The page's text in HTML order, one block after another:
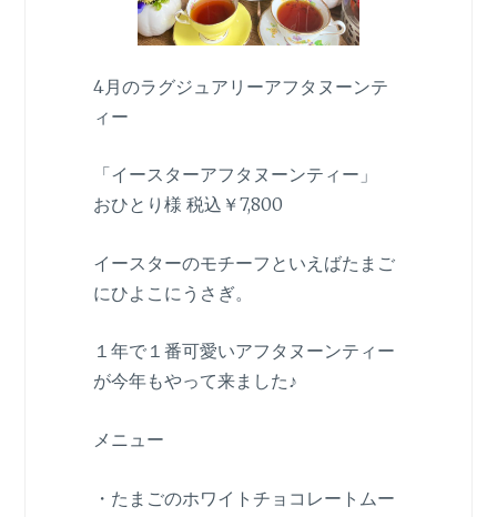
4月のラグジュアリーアフタヌーンテ
ィー
「イースターアフタヌーンティー」
おひとり様 税込￥7,800
イースターのモチーフといえばたまご
にひよこにうさぎ。
１年で１番可愛いアフタヌーンティー
が今年もやって来ました♪
メニュー
・たまごのホワイトチョコレートムー